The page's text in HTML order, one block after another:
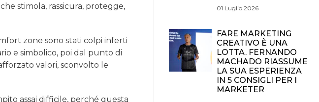
stimola, rassicura, protegge,
zone sono stati colpi inferti
e simbolico, poi dal punto di
valori, sconvolto le
assai difficile, perché questa
01 Luglio 2026
FARE MARKETING
CREATIVO È UNA
LOTTA. FERNANDO
MACHADO RIASSUME
LA SUA ESPERIENZA
IN 5 CONSIGLI PER I
MARKETER